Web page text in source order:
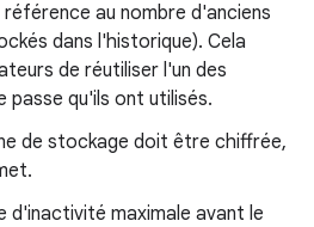
au nombre d'anciens
dans l'historique). Cela
de réutiliser l'un des
passe qu'ils ont utilisés.
de stockage doit être chiffrée,
d'inactivité maximale avant le